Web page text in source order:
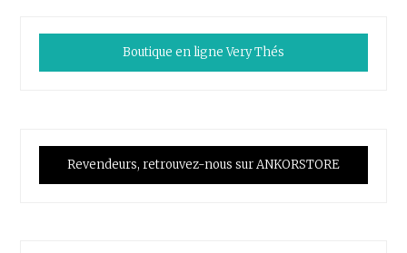
Boutique en ligne Very Thés
Revendeurs, retrouvez-nous sur ANKORSTORE